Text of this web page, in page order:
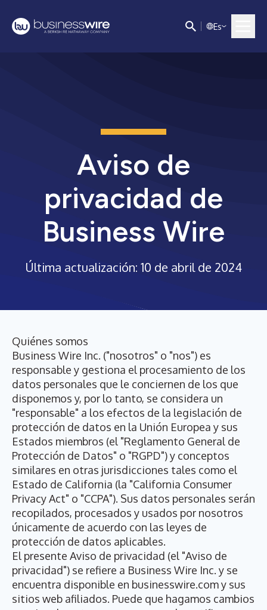
Es
Aviso de
privacidad de
Business Wire
Última actualización: 10 de abril de 2024
Quiénes somos
Business Wire Inc. ("nosotros" o "nos") es
responsable y gestiona el procesamiento de los
datos personales que le conciernen de los que
disponemos y, por lo tanto, se considera un
"responsable" a los efectos de la legislación de
protección de datos en la Unión Europea y sus
Estados miembros (el "Reglamento General de
Protección de Datos" o "RGPD") y conceptos
similares en otras jurisdicciones tales como el
Estado de California (la "California Consumer
Privacy Act" o "CCPA"). Sus datos personales serán
recopilados, procesados y usados por nosotros
únicamente de acuerdo con las leyes de
protección de datos aplicables.
El presente Aviso de privacidad (el "Aviso de
privacidad") se refiere a Business Wire Inc. y se
encuentra disponible en businesswire.com y sus
sitios web afiliados. Puede que hagamos cambios